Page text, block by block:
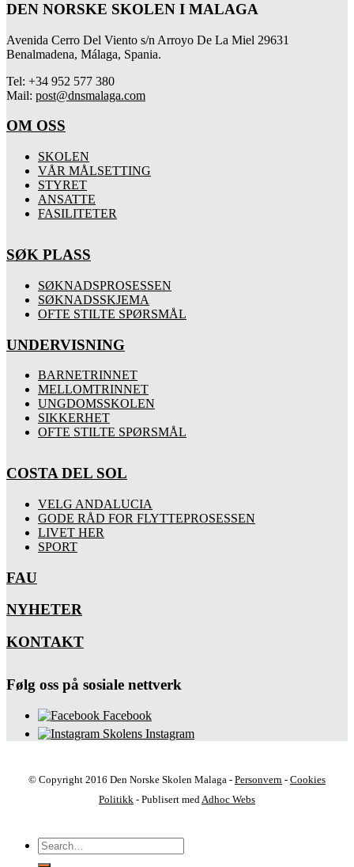
DEN NORSKE SKOLEN I MALAGA
Avenida Cerro Del Viento s/n Arroyo De La Miel 29631
Benalmadena, Málaga, Spania.
Tel: +34 952 577 380
Mail: post@dnsmalaga.com
OM OSS
SKOLEN
VÅR MÅLSETTING
STYRET
ANSATTE
FASILITETER
SØK PLASS
SØKNADSPROSESSEN
SØKNADSSKJEMA
OFTE STILTE SPØRSMÅL
UNDERVISNING
BARNETRINNET
MELLOMTRINNET
UNGDOMSSKOLEN
SIKKERHET
OFTE STILTE SPØRSMÅL
COSTA DEL SOL
VELG ANDALUCIA
GODE RÅD FOR FLYTTEPROSESSEN
LIVET HER
SPORT
FAU
NYHETER
KONTAKT
Følg oss på sosiale nettverk
Facebook
Skolens Instagram
© Copyright 2016 Den Norske Skolen Malaga - Personvern - Cookies
Politikk - Publisert med Adhoc Webs